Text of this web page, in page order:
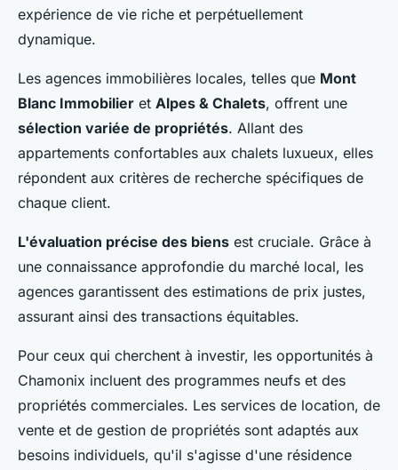
expérience de vie riche et perpétuellement
dynamique.
Les agences immobilières locales, telles que Mont
Blanc Immobilier et Alpes & Chalets, offrent une
sélection variée de propriétés. Allant des
appartements confortables aux chalets luxueux, elles
répondent aux critères de recherche spécifiques de
chaque client.
L'évaluation précise des biens est cruciale. Grâce à
une connaissance approfondie du marché local, les
agences garantissent des estimations de prix justes,
assurant ainsi des transactions équitables.
Pour ceux qui cherchent à investir, les opportunités à
Chamonix incluent des programmes neufs et des
propriétés commerciales. Les services de location, de
vente et de gestion de propriétés sont adaptés aux
besoins individuels, qu'il s'agisse d'une résidence